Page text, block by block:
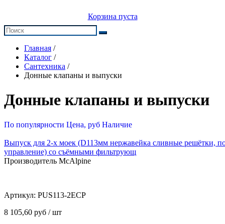
Корзина пуста
Главная /
Каталог /
Сантехника /
Донные клапаны и выпуски
Донные клапаны и выпуски
По популярности Цена, руб Наличие
Выпуск для 2-х моек (D113мм нержавейка сливные решётки,
управление) со съёмными фильтрующ
Производитель McAlpine
Артикул: PUS113-2ECP
8 105,60 руб / шт